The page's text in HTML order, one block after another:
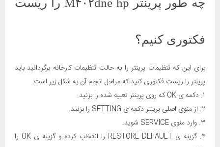
چه طور پرینتر M۴۰۲dne hp را ریست
فکتوری کنیم؟
برای این که تنظیمات پرینتر را به حالت تنظیمات کارخانه برگردانید باید
پرینتر را ریست فکتوری کنید که مراحل انجام آن به شکل زیر است:
۱. دکمه ی OK که روی پرینتر تعبیه شده را بزنید.
۲. از منوی اصلی پرینتر دکمه ی SETTING را بزنید.
۳. وارد منوی SERVICE شوید.
۴. گزینه ی RESTORE DEFAULT را انتخاب کرده و گزینه ی OK را